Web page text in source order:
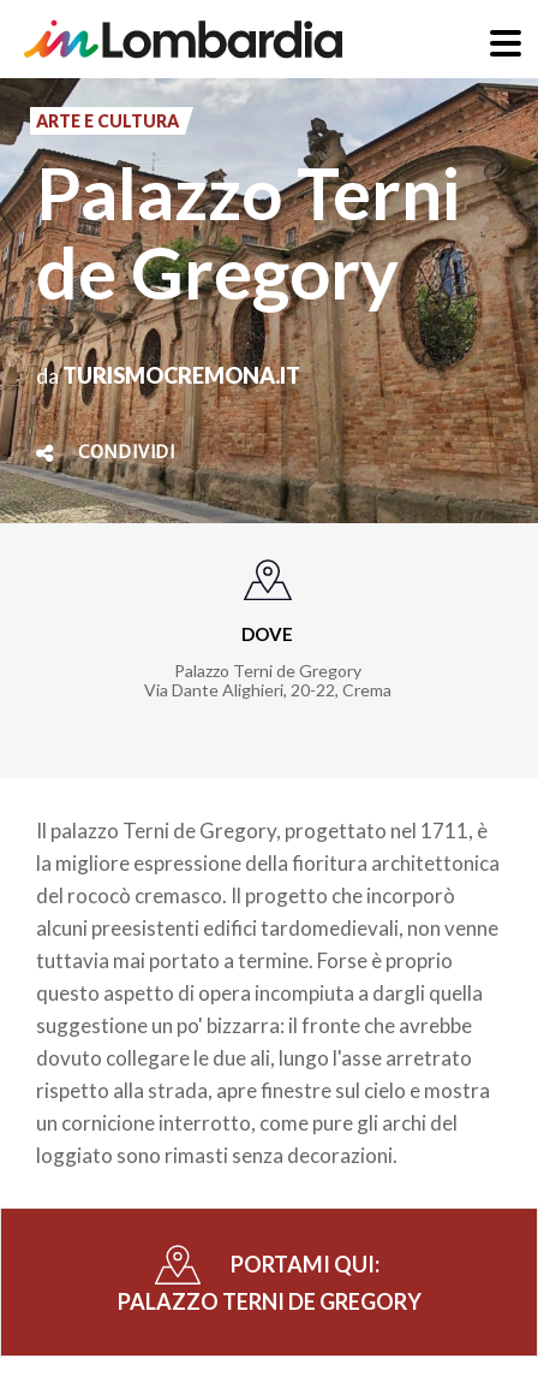
Salta
al
contenuto
principale
ARTE E CULTURA
Palazzo Terni
de Gregory
daTURISMOCREMONA.IT
CONDIVIDI
DOVE
Palazzo Terni de Gregory
Via Dante Alighieri, 20-22, Crema
Il palazzo Terni de Gregory, progettato nel 1711, è
la migliore espressione della fioritura architettonica
del rococò cremasco. Il progetto che incorporò
alcuni preesistenti edifici tardomedievali, non venne
tuttavia mai portato a termine. Forse è proprio
questo aspetto di opera incompiuta a dargli quella
suggestione un po' bizzarra: il fronte che avrebbe
dovuto collegare le due ali, lungo l'asse arretrato
rispetto alla strada, apre finestre sul cielo e mostra
un cornicione interrotto, come pure gli archi del
loggiato sono rimasti senza decorazioni.
PORTAMI QUI:
PALAZZO TERNI DE GREGORY